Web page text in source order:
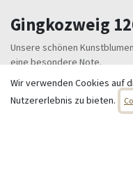
Gingkozweig
Unsere schönen
eine besondere Note.
Üppiger Gingkozweig in
Blüten- bzw. Blätterstand ca.
Wir verwenden Cookies auf
Nutzererlebnis zu bieten.